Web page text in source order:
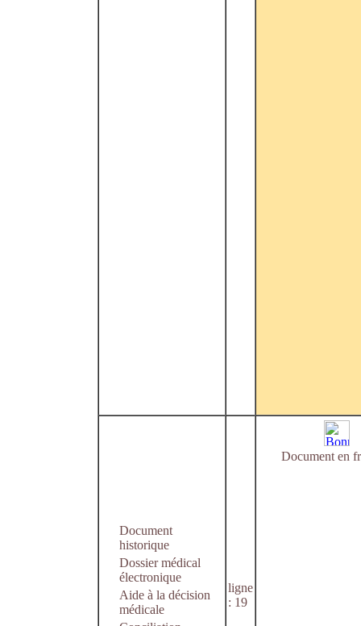
Document
historique
Dossier médical
électronique
Aide à la décision
médicale
ligne
: 19
Document en